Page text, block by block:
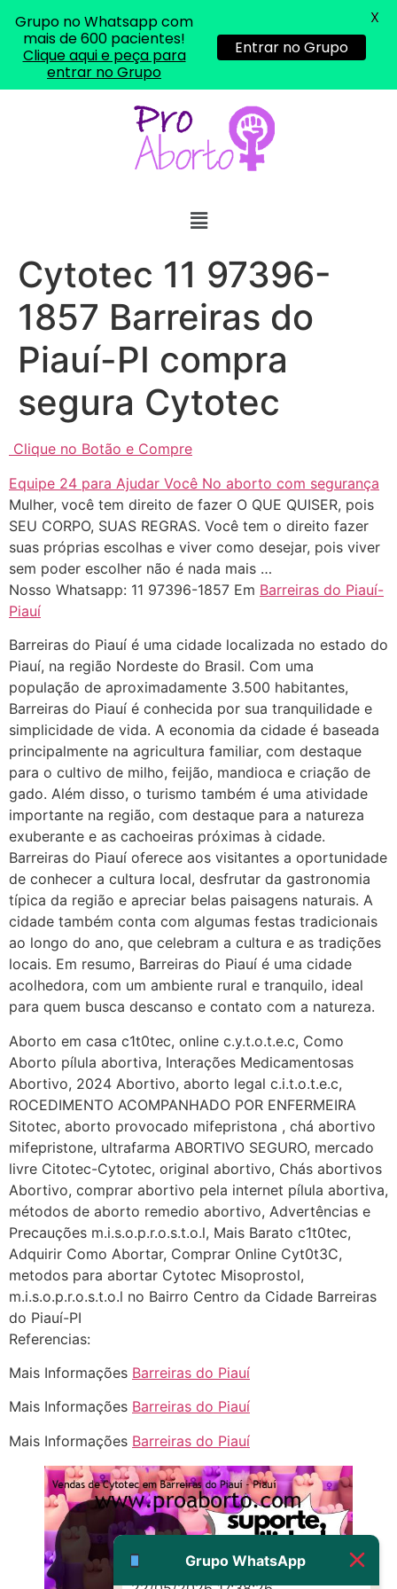
Cytotec 11 97396-
1857 Barreiras do
Piauí-PI compra
segura Cytotec
Clique no Botão e Compre
Equipe 24 para Ajudar Você No aborto com segurança
Mulher, você tem direito de fazer O QUE QUISER, pois
SEU CORPO, SUAS REGRAS. Você tem o direito fazer
suas próprias escolhas e viver como desejar, pois viver
sem poder escolher não é nada mais …
Nosso Whatsapp: 11 97396-1857 Em Barreiras do Piauí-
Piauí
Barreiras do Piauí é uma cidade localizada no estado do
Piauí, na região Nordeste do Brasil. Com uma
população de aproximadamente 3.500 habitantes,
Barreiras do Piauí é conhecida por sua tranquilidade e
simplicidade de vida. A economia da cidade é baseada
principalmente na agricultura familiar, com destaque
para o cultivo de milho, feijão, mandioca e criação de
gado. Além disso, o turismo também é uma atividade
importante na região, com destaque para a natureza
exuberante e as cachoeiras próximas à cidade.
Barreiras do Piauí oferece aos visitantes a oportunidade
de conhecer a cultura local, desfrutar da gastronomia
típica da região e apreciar belas paisagens naturais. A
cidade também conta com algumas festas tradicionais
ao longo do ano, que celebram a cultura e as tradições
locais. Em resumo, Barreiras do Piauí é uma cidade
acolhedora, com um ambiente rural e tranquilo, ideal
para quem busca descanso e contato com a natureza.
Aborto em casa c1t0tec, online c.y.t.o.t.e.c, Como
Aborto pílula abortiva, Interações Medicamentosas
Abortivo, 2024 Abortivo, aborto legal c.i.t.o.t.e.c,
ROCEDIMENTO ACOMPANHADO POR ENFERMEIRA
Sitotec, aborto provocado mifepristona , chá abortivo
mifepristone, ultrafarma ABORTIVO SEGURO, mercado
livre Citotec-Cytotec, original abortivo, Chás abortivos
Abortivo, comprar abortivo pela internet pílula abortiva,
métodos de aborto remedio abortivo, Advertências e
Precauções m.i.s.o.p.r.o.s.t.o.l, Mais Barato c1t0tec,
Adquirir Como Abortar, Comprar Online Cyt0t3C,
metodos para abortar Cytotec Misoprostol,
m.i.s.o.p.r.o.s.t.o.l no Bairro Centro da Cidade Barreiras
do Piauí-PI
Referencias:
Mais Informações Barreiras do Piauí
Mais Informações Barreiras do Piauí
Mais Informações Barreiras do Piauí
Grupo no Whatsapp com
mais de 600 pacientes!
Clique aqui e peça para
entrar no Grupo
Entrar no Grupo
X
Grupo WhatsApp
http://www.proaborto.com)
"só de ter dúvida já é uma
resposta" muito isso, disse tudo
22/05/2026 16:35:20
em http://www.proaborto.com)
Eu estou preparada em varias
áreas mas psicologicamente p ter
sozinha nao estou
22/05/2026 17:09:20
Helly
(1999997****
em http://www.proaborto.com)
Entao q seja
22/05/2026 17:09:25
G (1199866**** em
http://www.proaborto.com)
Mulheres vocês sabem dizer
quem já tomou os remédio se
depois que para de menstruar
começa a sair um líquido
transparente, se é normal ?
22/05/2026 17:10:05
(879121**** em
http://www.proaborto.com)
Deve ser normal
22/05/2026 17:19:15
(879121**** em
http://www.proaborto.com)
Eu acho, não sei
(879121**** em
Deve ser um corrimento normal
22/05/2026 17:19:47
G (1199866**** em
http://www.proaborto.com)
Muito obrigadaaaaa